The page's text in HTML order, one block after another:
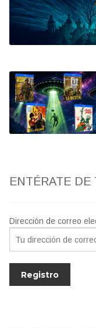
Bluray
Clasificada S
artwork
fantaterror
Jesús Franco
ENTÉRATE
Dirección de correo